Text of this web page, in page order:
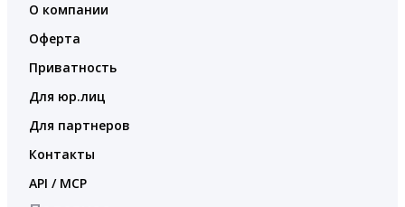
О компании
Оферта
Приватность
Для юр.лиц
Для партнеров
Контакты
API / MCP